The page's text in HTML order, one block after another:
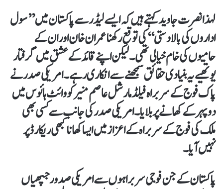
لہذا نصرت جاوید کہتے ہیں کہ ایسے لیڈر سے پاکستان میں ’’سول
اداروں کی بالادستی‘‘ کی توقع رکھنا عمران خان اور ان کے
حامیوں کی خام خیالی تھی۔ لیکن اپنے قائد کے عشق میں گرفتار
یوتھیے یہ بنیادی حقائق سمجھنے سے انکاری رہے۔ امریکی صدر نے
پاک فوج کے سربراہ فیلڈ مارشل عاصم منیر کو وائٹ ہائوس میں
دوپہر کے کھانے پر بلایا۔ امریکی صدر کی جانب سے کسی بھی
ملک کی فوج کے سربراہ کے اعزاز میں ایسا کھانا کبھی ریکارڈ پر
نہیں آیا۔
پاکستان کے جن فوجی سربراہوں سے امریکی صدور جپھیاں